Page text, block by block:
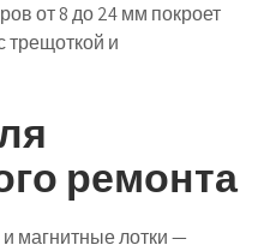
от 8 до 24 мм покроет
трещоткой и
ремонта
магнитные лотки—